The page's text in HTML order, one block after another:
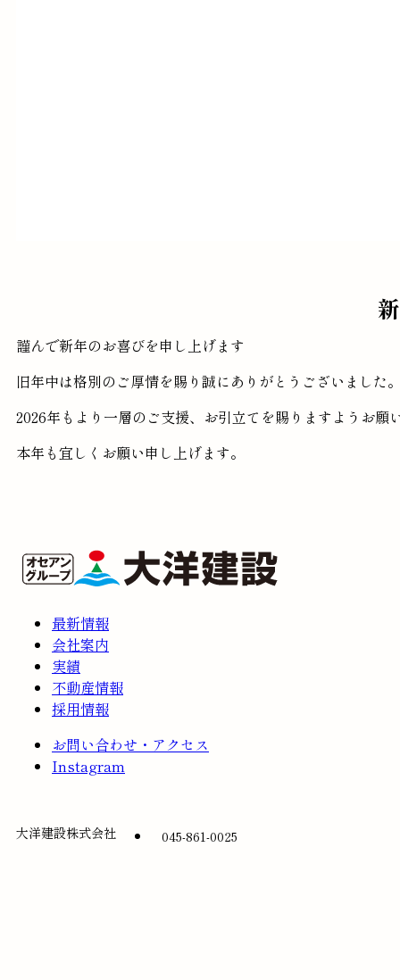
謹んで新年のお喜びを申し上げます
旧年中は格別のご厚情を賜り誠にありがとうございました
2026年もより一層のご支援、お引立てを賜りますようお願
本年も宜しくお願い申し上げます。
最新情報
会社案内
実績
不動産情報
採用情報
お問い合わせ・アクセス
Instagram
大洋建設株式会社 045-861-0025